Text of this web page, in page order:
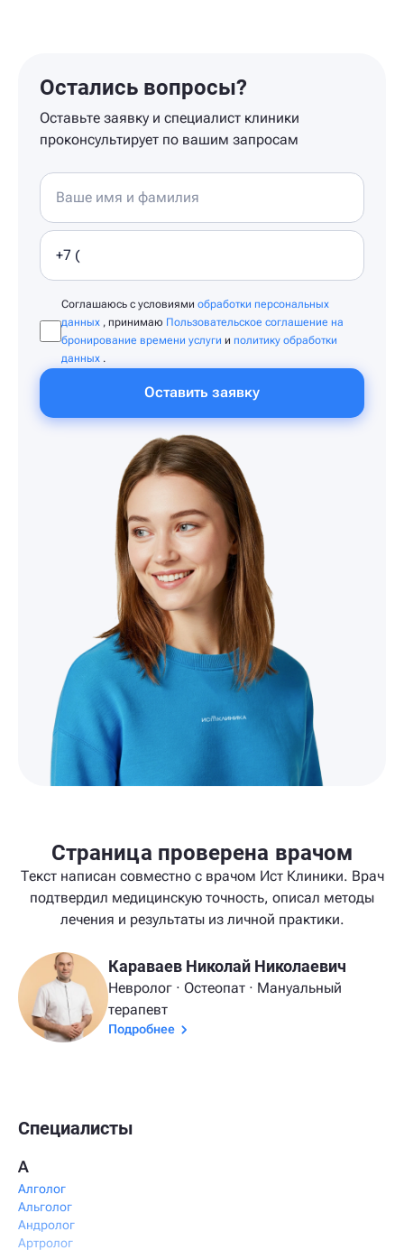
Остались вопросы?
Оставьте заявку и специалист клиники
проконсультирует по вашим запросам
Соглашаюсь с условиями обработки персональных
данных , принимаю Пользовательское соглашение на
бронирование времени услуги и политику обработки
данных .
Оставить заявку
Страница проверена врачом
Текст написан совместно с врачом Ист Клиники. Врач
подтвердил медицинскую точность, описал методы
лечения и результаты из личной практики.
Караваев Николай Николаевич
Невролог · Остеопат · Мануальный
терапевт
Подробнее
Специалисты
А
Алголог
Альголог
Андролог
Артролог